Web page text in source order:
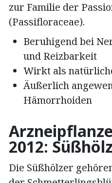
zur Familie der
(Passifloraceae).
Beruhigend bei
und Reizbarkeit
Wirkt als
Äußerlich
Hämorrhoiden
2012:
Die Süßhölzer